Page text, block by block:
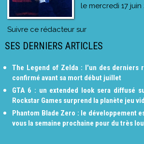
le mercredi 17 juin
Suivre ce rédacteur sur
SES DERNIERS ARTICLES
The Legend of Zelda : l'un des derniers
confirmé avant sa mort début juillet
GTA 6 : un extended look sera diffusé
Rockstar Games surprend la planète jeu
Phantom Blade Zero : le développement
vous la semaine prochaine pour du très